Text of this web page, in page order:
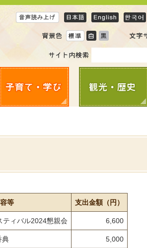
等 支出金額（円）
ティバル2024懇親会 6,600
5,000